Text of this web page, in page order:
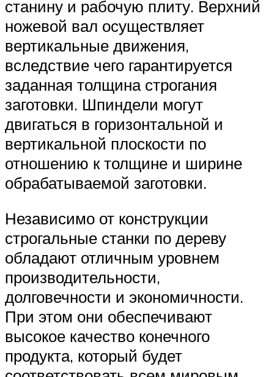
станину и рабочую плиту. Верхний
ножевой вал осуществляет
вертикальные движения,
вследствие чего гарантируется
заданная толщина строгания
заготовки. Шпиндели могут
двигаться в горизонтальной и
вертикальной плоскости по
отношению к толщине и ширине
обрабатываемой заготовки.
Независимо от конструкции
строгальные станки по дереву
обладают отличным уровнем
производительности,
долговечности и экономичности.
При этом они обеспечивают
высокое качество конечного
продукта, который будет